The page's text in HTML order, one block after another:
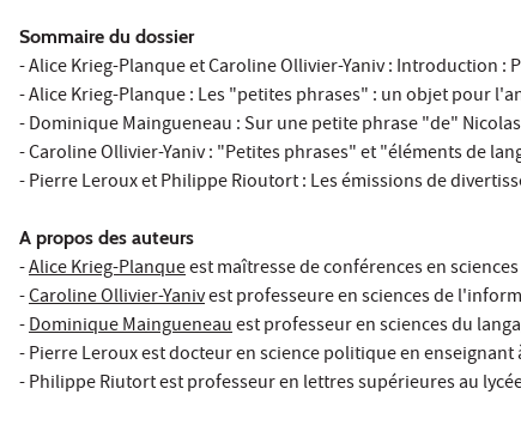
Sommaire du dossier
- Alice Krieg-Planque et Caroline Ollivier-Yaniv : Introduction
- Alice Krieg-Planque : Les "petites phrases" : un objet pour
- Dominique Maingueneau : Sur une petite phrase "de"
- Caroline Ollivier-Yaniv : "Petites phrases" et "éléments de
- Pierre Leroux et Philippe Rioutort : Les émissions de
A propos des auteurs
-Alice Krieg-Planqueest maîtresse de conférences en
-Caroline Ollivier-Yanivest professeure en sciences de
-Dominique Maingueneauest professeur en sciences du
- Pierre Leroux est docteur en science politique en enseignant
- Philippe Riutort est professeur en lettres supérieures au